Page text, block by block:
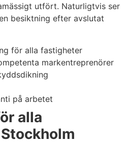
utfört. Naturligtvis ser
besiktning efter avslutat
för alla fastigheter
markentreprenörer
på arbetet
alla